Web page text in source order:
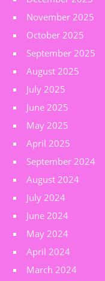
November 2025
October 2025
September 2025
August 2025
July 2025
June 2025
May 2025
April 2025
September 2024
August 2024
July 2024
June 2024
May 2024
April 2024
March 2024